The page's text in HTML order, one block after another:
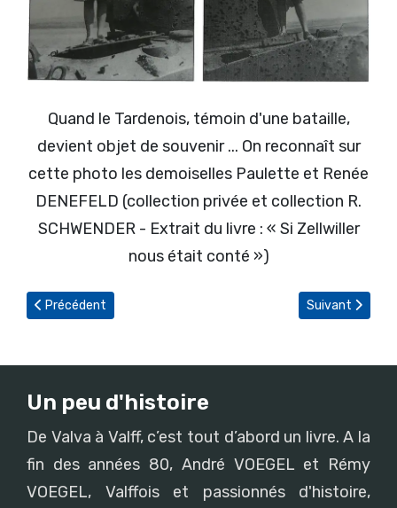
Quand le Tardenois, témoin d'une bataille,
devient objet de souvenir ... On reconnaît sur
cette photo les demoiselles Paulette et Renée
DENEFELD (collection privée et collection R.
SCHWENDER - Extrait du livre : « Si Zellwiller
nous était conté »)
Article précédent : Enquête sur les derniers soldats allemands à
Précédent Article suivant
Suivant
Un peu d'histoire
De Valva à Valff, c’est tout d’abord un livre. A la
fin des années 80, André VOEGEL et Rémy
VOEGEL, Valffois et passionnés d'histoire,